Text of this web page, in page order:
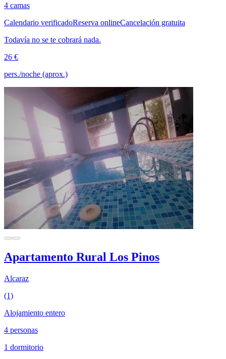
4 camas
Calendario verificadoReserva onlineCancelación gratuita
Todavía no se te cobrará nada.
26 €
pers./noche (aprox.)
Apartamento Rural Los Pinos
Alcaraz
(1)
Alojamiento entero
4 personas
1 dormitorio